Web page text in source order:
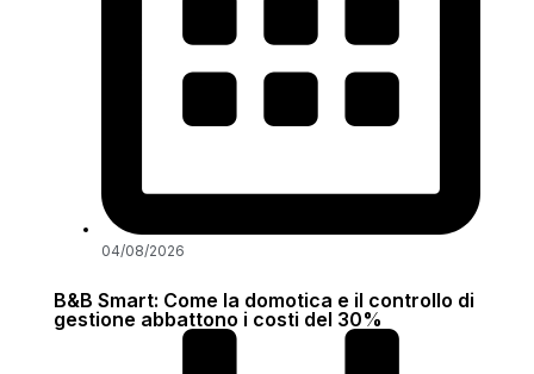
04/08/2026
B&B Smart: Come la domotica e il controllo di
gestione abbattono i costi del 30%